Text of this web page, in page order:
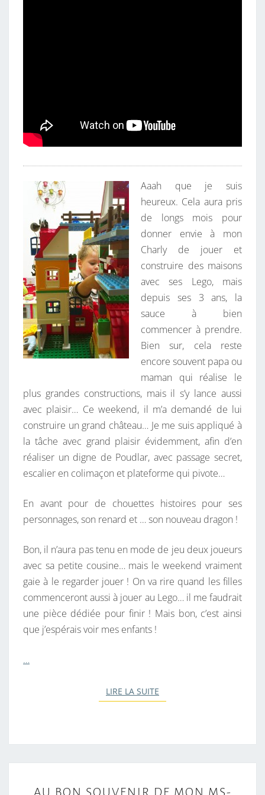
Aaah que je suis
heureux. Cela aura pris
de longs mois pour
donner envie à mon
Charly de jouer et
construire des maisons
avec ses Lego, mais
depuis ses 3 ans, la
sauce à bien
commencer à prendre.
Bien sur, cela reste
encore souvent papa ou
maman qui réalise le
plus grandes constructions, mais il s’y lance aussi
avec plaisir… Ce weekend, il m’a demandé de lui
construire un grand château… Je me suis appliqué à
la tâche avec grand plaisir évidemment, afin d’en
réaliser un digne de Poudlar, avec passage secret,
escalier en colimaçon et plateforme qui pivote…
En avant pour de chouettes histoires pour ses
personnages, son renard et … son nouveau dragon !
Bon, il n’aura pas tenu en mode de jeu deux joueurs
avec sa petite cousine… mais le weekend vraiment
gaie à le regarder jouer ! On va rire quand les filles
commenceront aussi à jouer au Lego… il me faudrait
une pièce dédiée pour finir ! Mais bon, c’est ainsi
que j’espérais voir mes enfants !
…
LIRE LA SUITE
AU BON SOUVENIR DE MON MS-